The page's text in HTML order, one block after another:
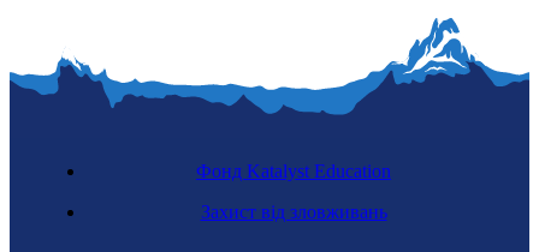
Фонд Katalyst Education
Захист від зловживань